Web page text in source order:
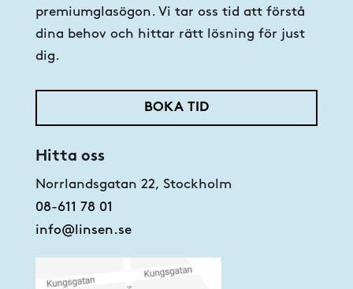
premiumglasögon. Vi tar oss tid att förstå
dina behov och hittar rätt lösning för just
dig.
BOKA TID
Hitta oss
Norrlandsgatan 22, Stockholm
08-611 78 01
info@linsen.se